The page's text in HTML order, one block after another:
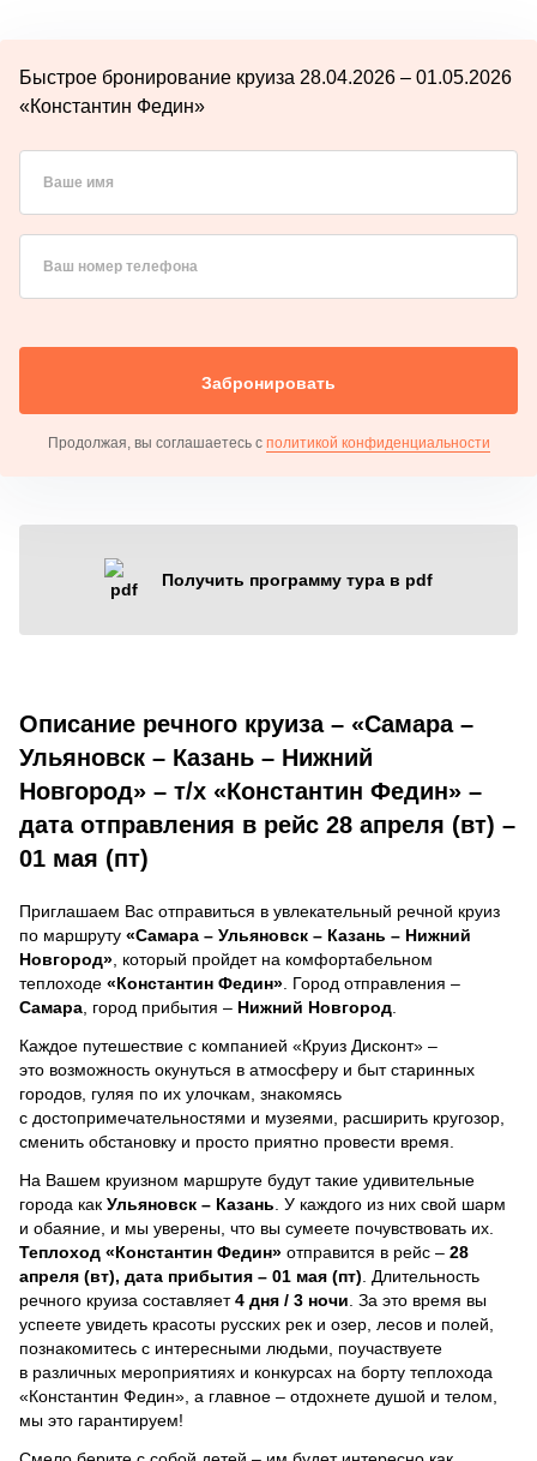
Быстрое бронирование круиза 28.04.2026 – 01.05.2026
«Константин Федин»
Ваше имя
Ваш номер телефона
Забронировать
Продолжая, вы соглашаетесь с политикой конфиденциальности
Получить программу тура в pdf
Описание речного круиза – «Самара –
Ульяновск – Казань – Нижний
Новгород» – т/х «Константин Федин» –
дата отправления в рейс 28 апреля (вт) –
01 мая (пт)
Приглашаем Вас отправиться в увлекательный речной круиз
по маршруту «Самара – Ульяновск – Казань – Нижний
Новгород» , который пройдет на комфортабельном
теплоходе «Константин Федин» . Город отправления –
Самара , город прибытия – Нижний Новгород
Каждое путешествие с компанией «Круиз Дисконт» –
это возможность окунуться в атмосферу и быт старинных
городов, гуляя по их улочкам, знакомясь
с достопримечательностями и музеями, расширить кругозор,
сменить обстановку и просто приятно провести время.
На Вашем круизном маршруте будут такие удивительные
города как Ульяновск – Казань . У каждого из них свой шарм
и обаяние, и мы уверены, что вы сумеете почувствовать их.
Теплоход «Константин Федин» отправится в рейс – 28
апреля (вт), дата прибытия – 01 мая (пт) . Длительность
речного круиза составляет4 дня / 3 ночи За это время вы
успеете увидеть красоты русских рек и озер, лесов и полей,
познакомитесь с интересными людьми, поучаствуете
в различных мероприятиях и конкурсах на борту теплохода
«Константин Федин», а главное – отдохнете душой и телом,
мы это гарантируем!